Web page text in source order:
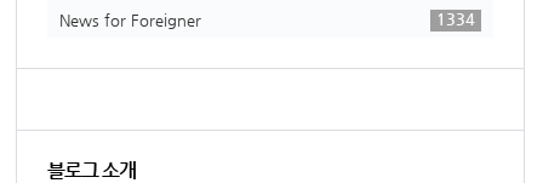
News for Foreigner
1334
블로그 소개